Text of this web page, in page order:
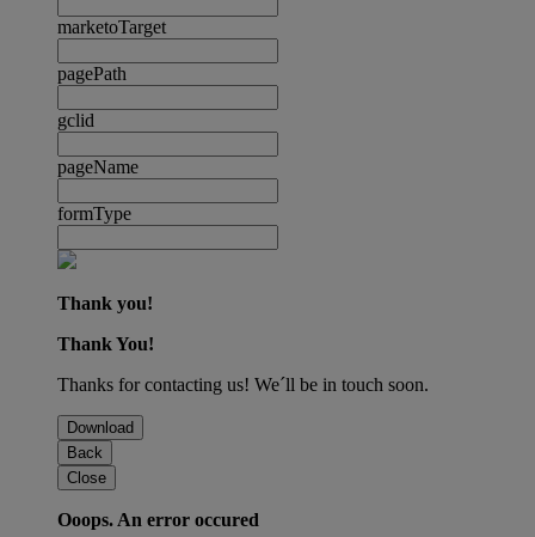
marketoTarget
pagePath
gclid
pageName
formType
Thank you!
Thank You!
Thanks for contacting us! We´ll be in touch soon.
Download
Back
Close
Ooops. An error occured